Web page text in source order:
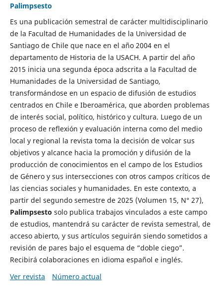
Palimpsesto
Es una publicación semestral de carácter multidisciplinario
de la Facultad de Humanidades de la Universidad de
Santiago de Chile que nace en el año 2004 en el
departamento de Historia de la USACH. A partir del año
2015 inicia una segunda época adscrita a la Facultad de
Humanidades de la Universidad de Santiago,
transformándose en un espacio de difusión de estudios
centrados en Chile e Iberoamérica, que aborden problemas
de interés social, político, histórico y cultura. Luego de un
proceso de reflexión y evaluación interna como del medio
local y regional la revista toma la decisión de volcar sus
objetivos y alcance hacia la promoción y difusión de la
producción de conocimientos en el campo de los Estudios
de Género y sus intersecciones con otros campos críticos de
las ciencias sociales y humanidades. En este contexto, a
partir del segundo semestre de 2025 (Volumen 15, N° 27),
Palimpsesto solo publica trabajos vinculados a este campo
de estudios, mantendrá su carácter de revista semestral, de
acceso abierto, y sus artículos seguirán siendo sometidos a
revisión de pares bajo el esquema de “doble ciego”.
Recibirá colaboraciones en idioma español e inglés.
Ver revista
Número actual